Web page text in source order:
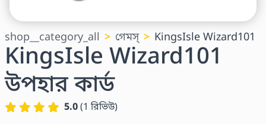
shop__category_all গেমস্ KingsIsle Wizard101
KingsIsle Wizard101
উপহার কার্ড
5.0(1 রিভিউ)